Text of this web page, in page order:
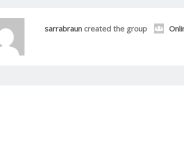
sarrabraun created the group